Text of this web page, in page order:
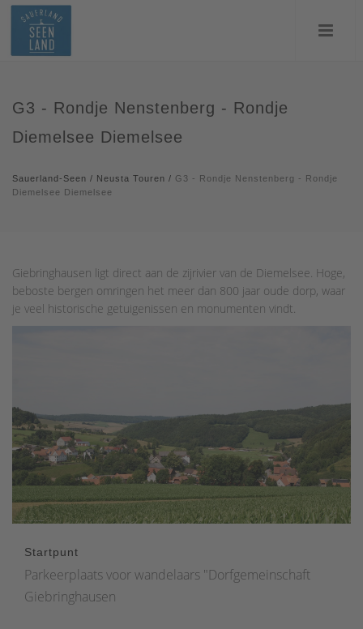
G3 - Rondje Nenstenberg - Rondje
Diemelsee Diemelsee
Sauerland-Seen / Neusta Touren / G3 - Rondje Nenstenberg - Rondje
Diemelsee Diemelsee
Giebringhausen ligt direct aan de zijrivier van de Diemelsee. Hoge,
beboste bergen omringen het meer dan 800 jaar oude dorp, waar
je veel historische getuigenissen en monumenten vindt.
Startpunt
Parkeerplaats voor wandelaars "Dorfgemeinschaft
Giebringhausen